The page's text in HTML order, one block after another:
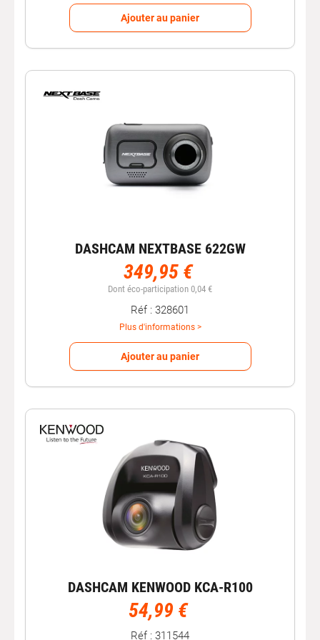
Ajouter au panier
DASHCAM NEXTBASE 622GW
349,95 €
Dont éco-participation 0,04 €
Réf : 328601
Plus d'informations >
Ajouter au panier
DASHCAM KENWOOD KCA-R100
54,99 €
Réf : 311544